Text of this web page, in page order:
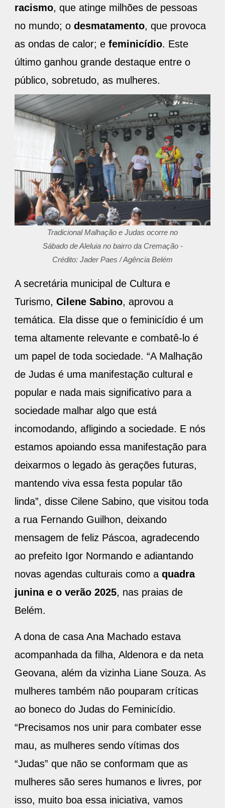
racismo, que atinge milhões de pessoas
no mundo; o desmatamento, que provoca
as ondas de calor; e feminicídio. Este
último ganhou grande destaque entre o
público, sobretudo, as mulheres.
Tradicional Malhação e Judas ocorre no
Sábado de Aleluia no bairro da Cremação -
Crédito: Jader Paes / Agência Belém
A secretária municipal de Cultura e
Turismo, Cilene Sabino, aprovou a
temática. Ela disse que o feminicídio é um
tema altamente relevante e combatê-lo é
um papel de toda sociedade. “A Malhação
de Judas é uma manifestação cultural e
popular e nada mais significativo para a
sociedade malhar algo que está
incomodando, afligindo a sociedade. E nós
estamos apoiando essa manifestação para
deixarmos o legado às gerações futuras,
mantendo viva essa festa popular tão
linda”, disse Cilene Sabino, que visitou toda
a rua Fernando Guilhon, deixando
mensagem de feliz Páscoa, agradecendo
ao prefeito Igor Normando e adiantando
novas agendas culturais como a quadra
junina e o verão 2025, nas praias de
Belém.
A dona de casa Ana Machado estava
acompanhada da filha, Aldenora e da neta
Geovana, além da vizinha Liane Souza. As
mulheres também não pouparam críticas
ao boneco do Judas do Feminicídio.
“Precisamos nos unir para combater esse
mau, as mulheres sendo vítimas dos
“Judas” que não se conformam que as
mulheres são seres humanos e livres, por
isso, muito boa essa iniciativa, vamos